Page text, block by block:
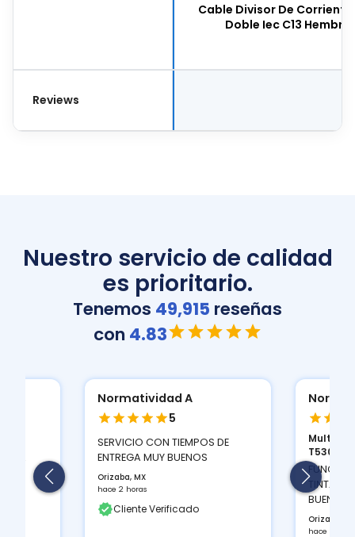
Cable Divisor De
Doble Iec C13
Reviews
Nuestro servicio de calidad
es prioritario.
Tenemos 49,915 reseñas
con 4.83
Normatividad A
5
SERVICIO CON TIEMPOS DE
ENTREGA MUY BUENOS
Orizaba, MX
hace 2 horas
Cliente Verificado
T530D...
TINTAS
BUEN
Orizaba,
hace 2